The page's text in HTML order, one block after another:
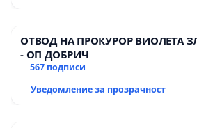
ОТВОД НА ПРОКУРОР ВИОЛЕТА
- ОП ДОБРИЧ
567 подписи
Уведомление за прозрачност